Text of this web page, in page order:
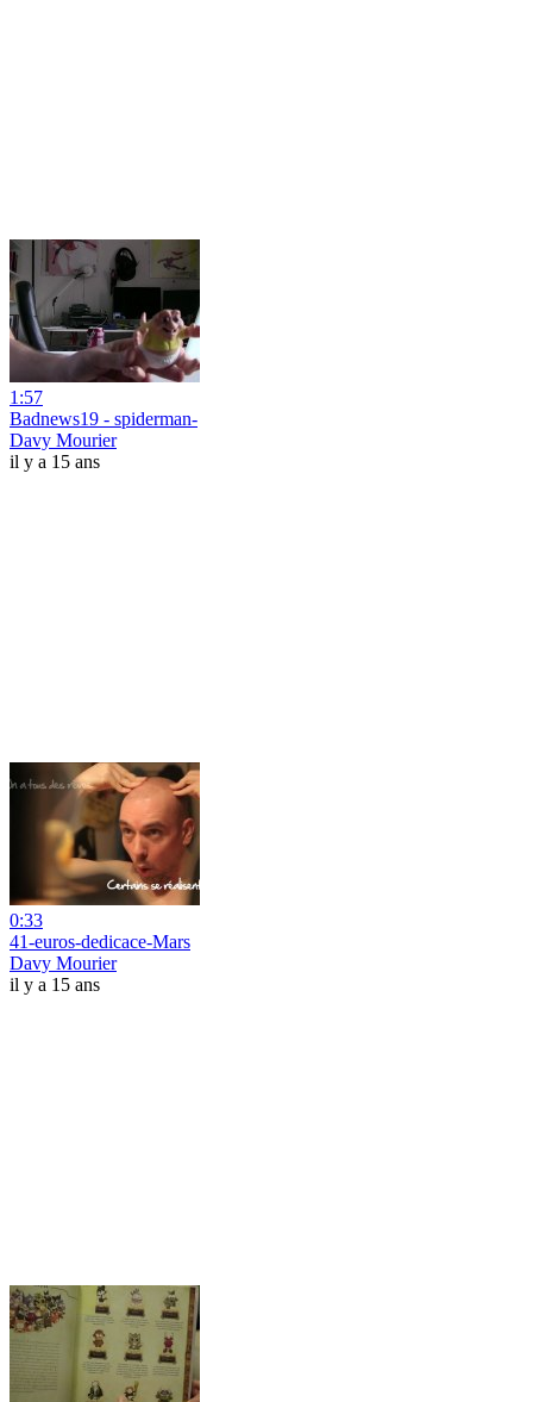
1:57
Badnews19 - spiderman-
Davy Mourier
il y a 15 ans
0:33
41-euros-dedicace-Mars
Davy Mourier
il y a 15 ans